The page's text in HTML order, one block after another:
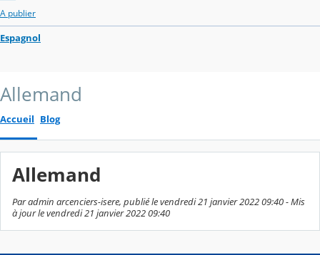
A publier
Espagnol
Allemand
Accueil Blog
Allemand
Par admin arcenciers-isere, publié le vendredi 21 janvier 2022 09:40 - Mis
à jour le vendredi 21 janvier 2022 09:40